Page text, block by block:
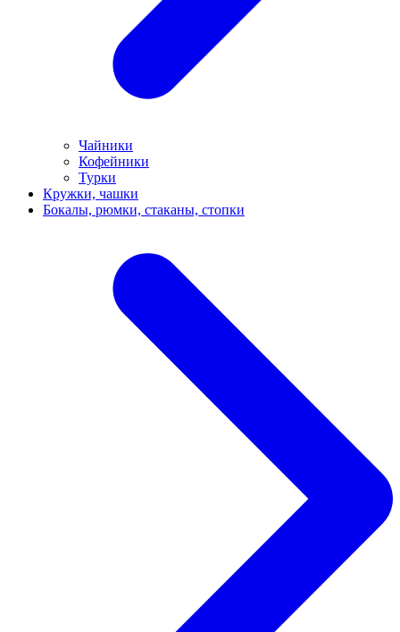
Чайники
Кофейники
Турки
Кружки, чашки
Бокалы, рюмки, стаканы, стопки